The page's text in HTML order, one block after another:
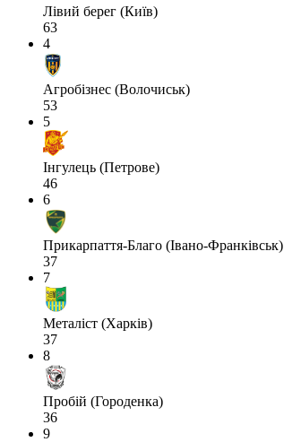
Лівий берег (Київ)
63
4
Агробізнес (Волочиськ)
53
5
Інгулець (Петрове)
46
6
Прикарпаття-Благо (Івано-Франківськ)
37
7
Металіст (Харків)
37
8
Пробій (Городенка)
36
9